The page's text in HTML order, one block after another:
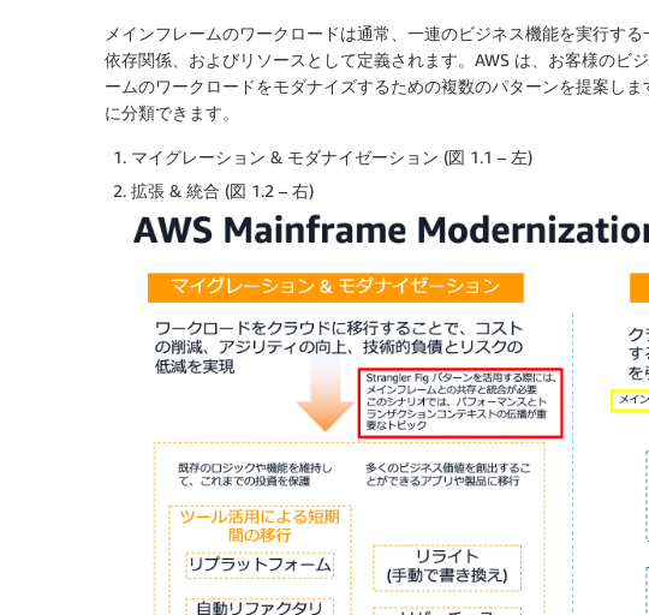
メインフレームのワークロードは通常、一連のビジネス機能を実行す
依存関係、およびリソースとして定義されます。AWS は、お客様のビ
ームのワークロードをモダナイズするための複数のパターンを提案し
に分類できます。
マイグレーション & モダナイゼーション (図 1.1 – 左)
拡張 & 統合 (図 1.2 – 右)